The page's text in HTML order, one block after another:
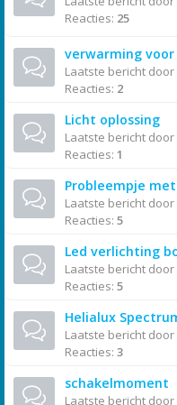
Reacties: 25
verwarming
Laatste bericht door
Reacties: 2
Licht oplossing
Laatste bericht door
Reacties: 1
Probleempje met
Laatste bericht door
Reacties: 5
Led verlichting
Laatste bericht door
Reacties: 5
Helialux
Laatste bericht door
Reacties: 3
schakelmoment
Laatste bericht door